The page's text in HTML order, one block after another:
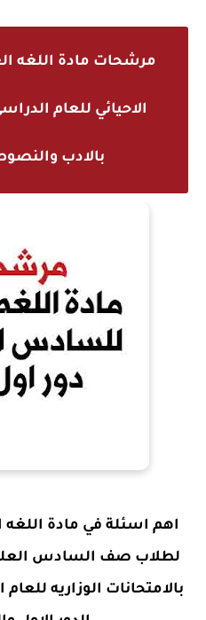
مرشحات مادة اللغه
بالادب
اهم اسئلة في مادة
لطلاب صف السادس